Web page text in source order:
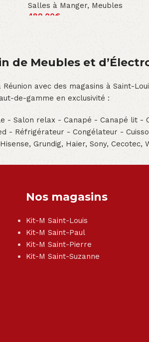
Salles à Manger, Meubles
489.00€
de Meubles et
avec des magasins à Saint-
de-gamme en exclusivité :
- Salon relax - Canapé - Canapé lit
- Réfrigérateur - Congélateur -
Grundig, Haier, Sony, Cecotec,
Nos magasins
Kit-M Saint-Louis
Kit-M Saint-Paul
Kit-M Saint-Pierre
Kit-M Saint-Suzanne